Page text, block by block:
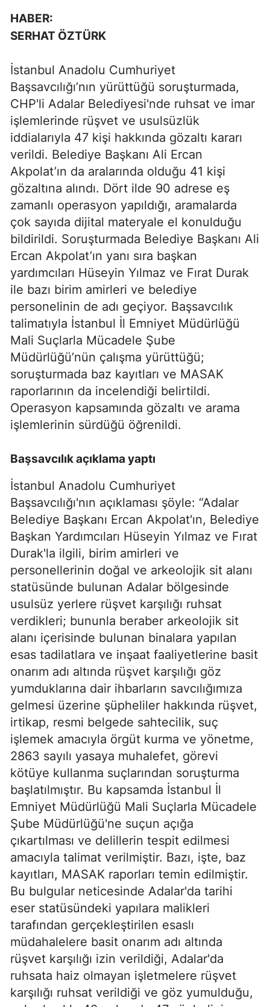
HABER:
SERHAT ÖZTÜRK
İstanbul Anadolu Cumhuriyet
Başsavcılığı’nın yürüttüğü soruşturmada,
CHP'li Adalar Belediyesi'nde ruhsat ve imar
işlemlerinde rüşvet ve usulsüzlük
iddialarıyla 47 kişi hakkında gözaltı kararı
verildi. Belediye Başkanı Ali Ercan
Akpolat’ın da aralarında olduğu 41 kişi
gözaltına alındı. Dört ilde 90 adrese eş
zamanlı operasyon yapıldığı, aramalarda
çok sayıda dijital materyale el konulduğu
bildirildi. Soruşturmada Belediye Başkanı Ali
Ercan Akpolat’ın yanı sıra başkan
yardımcıları Hüseyin Yılmaz ve Fırat Durak
ile bazı birim amirleri ve belediye
personelinin de adı geçiyor. Başsavcılık
talimatıyla İstanbul İl Emniyet Müdürlüğü
Mali Suçlarla Mücadele Şube
Müdürlüğü’nün çalışma yürüttüğü;
soruşturmada baz kayıtları ve MASAK
raporlarının da incelendiği belirtildi.
Operasyon kapsamında gözaltı ve arama
işlemlerinin sürdüğü öğrenildi.
Başsavcılık açıklama yaptı
İstanbul Anadolu Cumhuriyet
Başsavcılığı'nın açıklaması şöyle: “Adalar
Belediye Başkanı Ercan Akpolat'ın, Belediye
Başkan Yardımcıları Hüseyin Yılmaz ve Fırat
Durak'la ilgili, birim amirleri ve
personellerinin doğal ve arkeolojik sit alanı
statüsünde bulunan Adalar bölgesinde
usulsüz yerlere rüşvet karşılığı ruhsat
verdikleri; bununla beraber arkeolojik sit
alanı içerisinde bulunan binalara yapılan
esas tadilatlara ve inşaat faaliyetlerine basit
onarım adı altında rüşvet karşılığı göz
yumduklarına dair ihbarların savcılığımıza
gelmesi üzerine şüpheliler hakkında rüşvet,
irtikap, resmi belgede sahtecilik, suç
işlemek amacıyla örgüt kurma ve yönetme,
2863 sayılı yasaya muhalefet, görevi
kötüye kullanma suçlarından soruşturma
başlatılmıştır. Bu kapsamda İstanbul İl
Emniyet Müdürlüğü Mali Suçlarla Mücadele
Şube Müdürlüğü'ne suçun açığa
çıkartılması ve delillerin tespit edilmesi
amacıyla talimat verilmiştir. Bazı, işte, baz
kayıtları, MASAK raporları temin edilmiştir.
Bu bulgular neticesinde Adalar'da tarihi
eser statüsündeki yapılara malikleri
tarafından gerçekleştirilen esaslı
müdahalelere basit onarım adı altında
rüşvet karşılığı izin verildiği, Adalar'da
ruhsata haiz olmayan işletmelere rüşvet
karşılığı ruhsat verildiği ve göz yumulduğu,